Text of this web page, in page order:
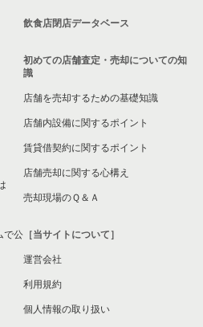
で公
飲食店閉店データベース
初めての店舗査定・売却についての知
識
店舗を売却するための基礎知識
店舗内設備に関するポイント
賃貸借契約に関するポイント
店舗売却に関する心構え
売却現場のＱ＆Ａ
［当サイトについて］
運営会社
利用規約
個人情報の取り扱い